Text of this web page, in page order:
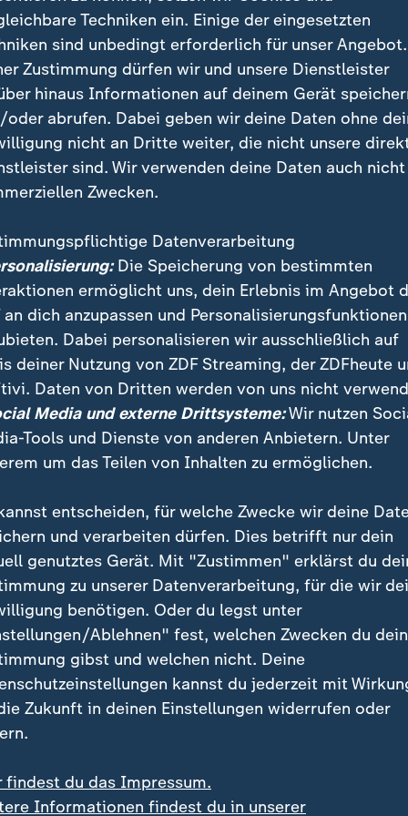
bei der Eintracht
werden am Sonntag zahlreiche Spielerinnen
Nationalmannschaften unterwegs waren.
genießt dabei Nicole Anyomi, die sich
Laura Freigang und Elisa Senß mit der
für das Finale der Nations League qualifiziert hat
zum 1:1 erzielte.
Werder Bremen haben das Nordderby gegen den
Mülhaus war mit zwei Elfmetertoren Spielerin des Spiels.
sind die Konstanten in einer vor der
Mannschaft, die mit großen
Techniken ein. Einige der eingesetzten
sind unbedingt erforderlich für unser
Zustimmung dürfen wir und unsere Dienstleister
hinaus Informationen auf deinem Gerät
oder abrufen. Dabei geben wir deine Daten ohne
nicht an Dritte weiter, die nicht unsere
sind. Wir verwenden deine Daten auch nicht
Zwecken.
Datenverarbeitung
Die Speicherung von bestimmten
ermöglicht uns, dein Erlebnis im Angebot
an dich anzupassen und Personalisierungsfunktionen
Dabei personalisieren wir ausschließlich auf
deiner Nutzung von ZDF Streaming, der ZDFheute
Daten von Dritten werden von uns nicht
Media und externe Drittsysteme:Wir nutzen
Tools und Dienste von anderen Anbietern. Unter
um das Teilen von Inhalten zu ermöglichen.
entscheiden, für welche Zwecke wir deine
und verarbeiten dürfen. Dies betrifft nur dein
genutztes Gerät. Mit "Zustimmen" erklärst du
zu unserer Datenverarbeitung, für die wir
benötigen. Oder du legst unter
Ablehnen" fest, welchen Zwecken du
gibst und welchen nicht. Deine
kannst du jederzeit mit
Zukunft in deinen Einstellungen widerrufen oder
findest du das Impressum.
Informationen findest du in unserer